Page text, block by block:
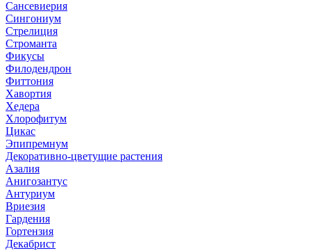
Сансевиерия
Сингониум
Стрелиция
Строманта
Фикусы
Филодендрон
Фиттония
Хавортия
Хедера
Хлорофитум
Цикас
Эпипремнум
Декоративно-цветущие растения
Азалия
Анигозантус
Антуриум
Вриезия
Гардения
Гортензия
Декабрист